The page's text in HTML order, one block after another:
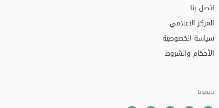
اتصل بنا
المركز الاعلامي
سياسة الخصوصية
الأحكام والشروط
تابعونا